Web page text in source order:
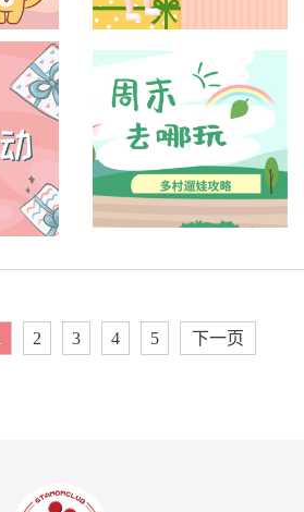
2 3 4 5
下一页